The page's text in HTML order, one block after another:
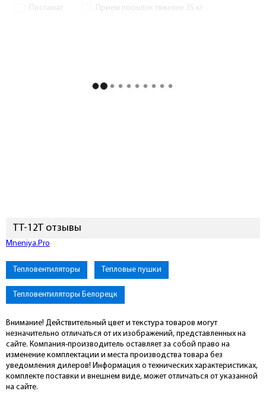
Постамат Прием посылок тяжелее 35 кг
ТТ-12Т отзывы
Подключиться к Mneniya.Pro
Тепловентиляторы Тепловые пушки
Тепловентиляторы Белорецк
Внимание! Действительный цвет и текстура товаров могут
незначительно отличаться от их изображений, представленных на
сайте. Компания-производитель оставляет за собой право на
изменение комплектации и места производства товара без
уведомления дилеров! Информация о технических характеристиках,
комплекте поставки и внешнем виде, может отличаться от указанной
на сайте.